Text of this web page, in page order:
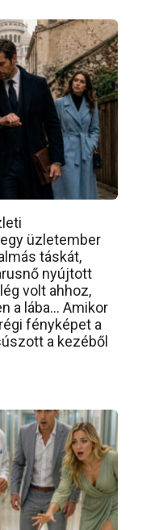
üzletember
táskát,
nyújtott
volt ahhoz,
a lába… Amikor
fényképet a
a kezéből